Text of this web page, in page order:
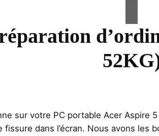
sur votre PC portable Acer Aspire 5
dans l’écran. Nous avons